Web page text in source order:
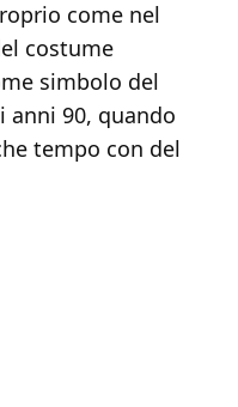
come nel
costume
simbolo del
anni 90, quando
tempo con del